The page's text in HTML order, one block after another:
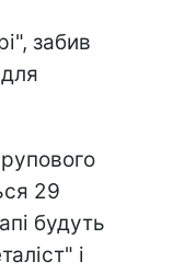
забив
29
будуть
і